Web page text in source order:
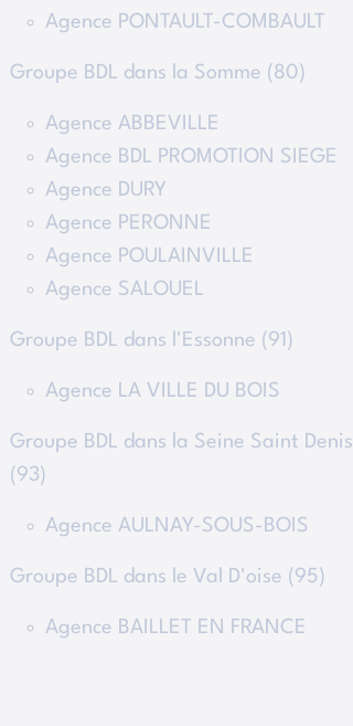
Agence PONTAULT-COMBAULT
Groupe BDL dans la Somme (80)
Agence ABBEVILLE
Agence BDL PROMOTION SIEGE
Agence DURY
Agence PERONNE
Agence POULAINVILLE
Agence SALOUEL
Groupe BDL dans l'Essonne (91)
Agence LA VILLE DU BOIS
Groupe BDL dans la Seine Saint Denis
(93)
Agence AULNAY-SOUS-BOIS
Groupe BDL dans le Val D'oise (95)
Agence BAILLET EN FRANCE